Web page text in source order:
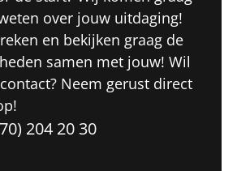
over jouw uitdaging!
en bekijken graag de
samen met jouw! Wil
Neem gerust direct
204 20 30